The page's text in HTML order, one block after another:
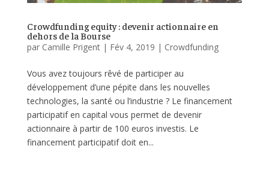
Crowdfunding equity : devenir actionnaire en
dehors de la Bourse
par Camille Prigent| Fév 4, 2019 | Crowdfunding
Vous avez toujours rêvé de participer au
développement d’une pépite dans les nouvelles
technologies, la santé ou l’industrie ? Le financement
participatif en capital vous permet de devenir
actionnaire à partir de 100 euros investis. Le
financement participatif doit en...